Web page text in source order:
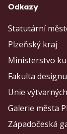
Odkazy
Statutární
Plzeňský kraj
Ministerstvo
Fakulta
Unie
Galerie města
Západočeská